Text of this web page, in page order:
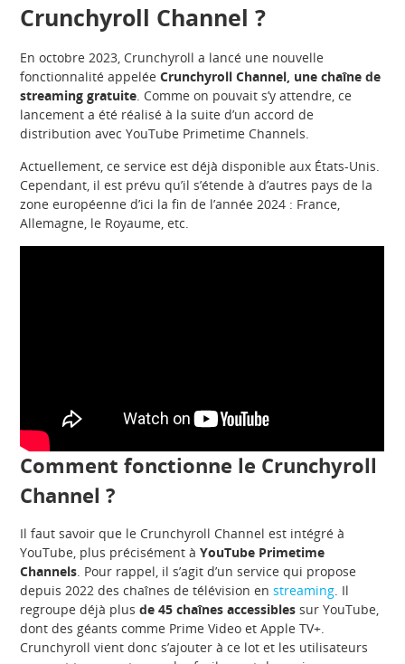
Crunchyroll Channel ?
En octobre 2023, Crunchyroll a lancé une nouvelle
fonctionnalité appeléeCrunchyroll Channel, une chaîne de
streaming gratuite . Comme on pouvait s’y attendre, ce
lancement a été réalisé à la suite d’un accord de
distribution avec YouTube Primetime Channels.
Actuellement, ce service est déjà disponible aux États-Unis.
Cependant, il est prévu qu’il s’étende à d’autres pays de la
zone européenne d’ici la fin de l’année 2024 : France,
Allemagne, le Royaume, etc.
Comment fonctionne le Crunchyroll
Channel ?
Il faut savoir que le Crunchyroll Channel est intégré à
YouTube, plus précisément àYouTube Primetime
Channels. Pour rappel, il s’agit d’un service qui propose
depuis 2022 des chaînes de télévision enstreaming. Il
regroupe déjà plusde 45 chaînes accessibles sur YouTube,
dont des géants comme Prime Video et Apple TV+.
Crunchyroll vient donc s’ajouter à ce lot et les utilisateurs